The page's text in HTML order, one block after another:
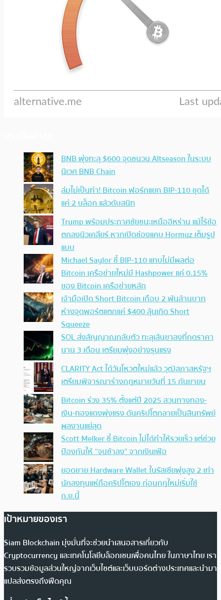
BNB พุ่งทะลุ $600 จุดชนวน Altseason ในระบบ
นิเวศ BNB Chain
ล่มไม่เป็นท่า! Bitcoin ฟอร์กแยก BIP-110 ขุดได้
แค่ 2 บล็อก แล้วดับสนิท
Trump พร้อมประกาศชัยชนะเหนืออิหร่าน แม้ไร้ข้อ
ตกลงนิวเคลียร์ หากเปิดช่องแคบ Hormuz เต็มรูป
แบบ
Michael Saylor ชี้ BIP-110 แทบไม่มีผลต่อ
Bitcoin เครือข่ายใหม่มี Hashpower แค่ 0.15%
ของ Bitcoin เครือข่ายหลัก
เจ้ามือเปิด Short Bitcoin เกือบ 2 พันล้านบาท
ห่างจุดพอร์ตแตกแค่ $400 ลุ้นเกิด Short
Squeeze
SOL ส่งสัญญาณกลับตัว ทะลุเส้นขาลงที่กดราคา
นาน 3 เดือน เตรียมพุ่งอย่างรุนแรง
CLARITY Act ได้วันโหวตใหม่แล้ว วุฒิสภาสหรัฐฯ
เตรียมพิจารณาร่างกฎหมายวันที่ 15 กันยายน
Bitcoin ร่วง 35% ตั้งแต่ปี 2025 สวนทางทอง-
เงิน-ทองแดงพุ่งแรง ดันคริปโตกลายเป็นสินทรัพย์
ผลงานแย่สุด
Scott Melker ชี้ Bitcoin ไม่ได้ทำให้รวยเร็ว แต่ช่วย
ป้องกันให้ “จนช้าลง” จากเงินเฟ้อ
ยอดขาย Hardware Wallet ในรัสเซียพุ่งสูง 2 เท่า
นักลงทุนแห่ถือคริปโตเอง ก่อนกฎใหม่เริ่มใช้
ก.ย.นี้
เป้าหมายของเรา
Siam Blockchain มุ่งมั่นที่จะช่วยนำเสนอสารเกี่ยวกับ
Cryptocurrency และเทคโนโลยีบล็อกเชนเพื่อคนไทย ในภาษาไทย เรา
รวบรวมข้อมูลส่วนใหญ่จากเว็บไซต์และเว็บบอร์ดต่างประเทศและนำมา
แปลส่งตรงถึงฟีดคุณ